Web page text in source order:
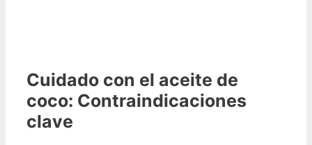
Cuidado con el aceite de
coco: Contraindicaciones
clave